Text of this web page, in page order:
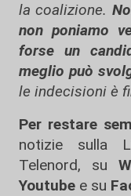
la coalizione.
non poniamo
forse un
meglio può
le indecisioni è
Per restare
notizie sulla
Telenord, su
Youtube e su